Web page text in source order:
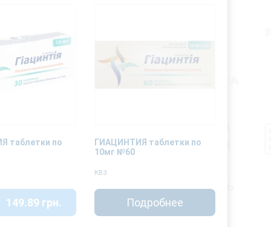
таблетки по
149.89 грн.
ГИАЦИНТИЯ таблетки по
10мг №60
КВЗ
Подробнее